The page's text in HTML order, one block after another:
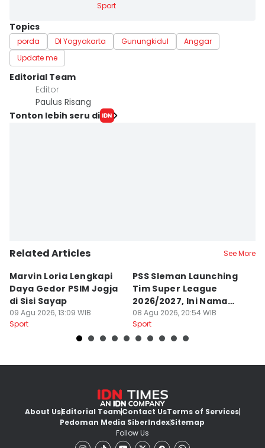
Sport
Topics
porda DI Yogyakarta Gunungkidul
Anggar
Update me
Editorial Team
Editor
Paulus Risang
Tonton lebih seru di
Related Articles See More
Marvin Loria Lengkapi
Daya Gedor PSIM Jogja
di Sisi Sayap
09 Agu 2026, 13:09 WIB
Sport
PSS Sleman Launching
Tim Super League
2026/2027, Ini Nama
Para Pemain
08 Agu 2026, 20:54 WIB
Sport
About UsEditorial TeamContact UsTerms of Services
Pedoman Media SiberIndexSitemap
Follow Us